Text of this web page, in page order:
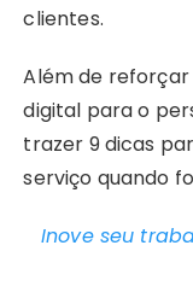
clientes.
Além de
digital para o
trazer 9 dicas
serviço quando
Inove seu